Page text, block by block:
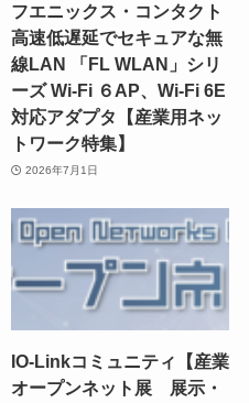
フエニックス・コンタクト
高速低遅延でセキュアな無
線LAN 「FL WLAN」シリ
ーズ Wi-Fi ６AP、Wi-Fi 6E
対応アダプタ【産業用ネッ
トワーク特集】
2026年7月1日
IO-Linkコミュニティ【産業
オープンネット展 展示・